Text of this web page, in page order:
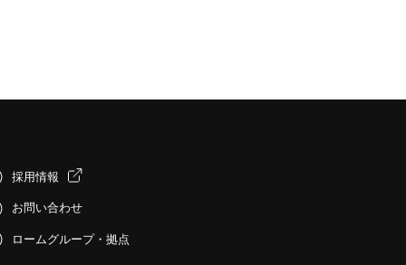
採用情報
お問い合わせ
ロームグループ・拠点